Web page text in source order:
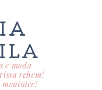
e moda
rehem!
meninice!